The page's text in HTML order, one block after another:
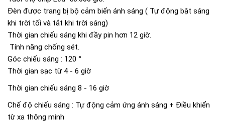
Đèn được trang bị bộ cảm biến ánh sáng ( Tự động bật sáng
khi trời tối và tắt khi trời sáng)
Thời gian chiếu sáng khi đầy pin hơn 12 giờ.
Tính năng chống sét.
Góc chiếu sáng : 120 °
Thời gian sạc từ 4 - 6 giờ
Thời gian chiếu sáng 8 - 16 giờ
Chế độ chiếu sáng : Tự động cảm ứng ánh sáng + Điều khiển
từ xa thông minh